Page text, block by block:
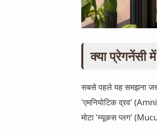
क्या प्रेगनेंसी
सबसे पहले यह समझना
'एमनियोटिक द्रव'
मोटा 'म्यूकस प्लग'